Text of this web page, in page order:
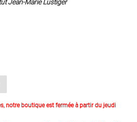
Jean-Marie Lustiger
notre boutique est fermée à partir du jeudi